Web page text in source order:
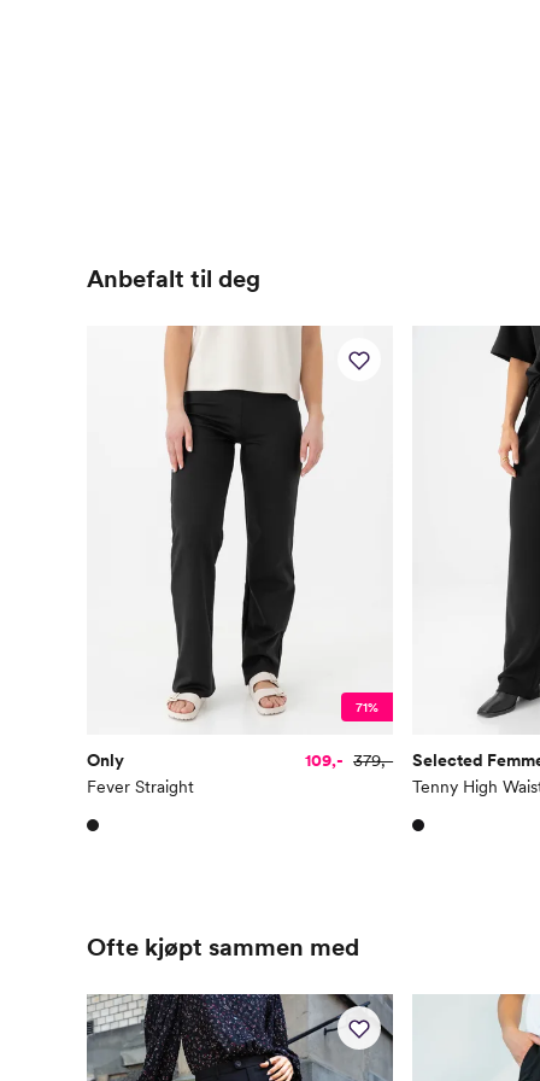
Anbefalt til deg
71%
Only
Fever Straight
109,- 379,-
Selected
Tenny High
Ofte kjøpt sammen med